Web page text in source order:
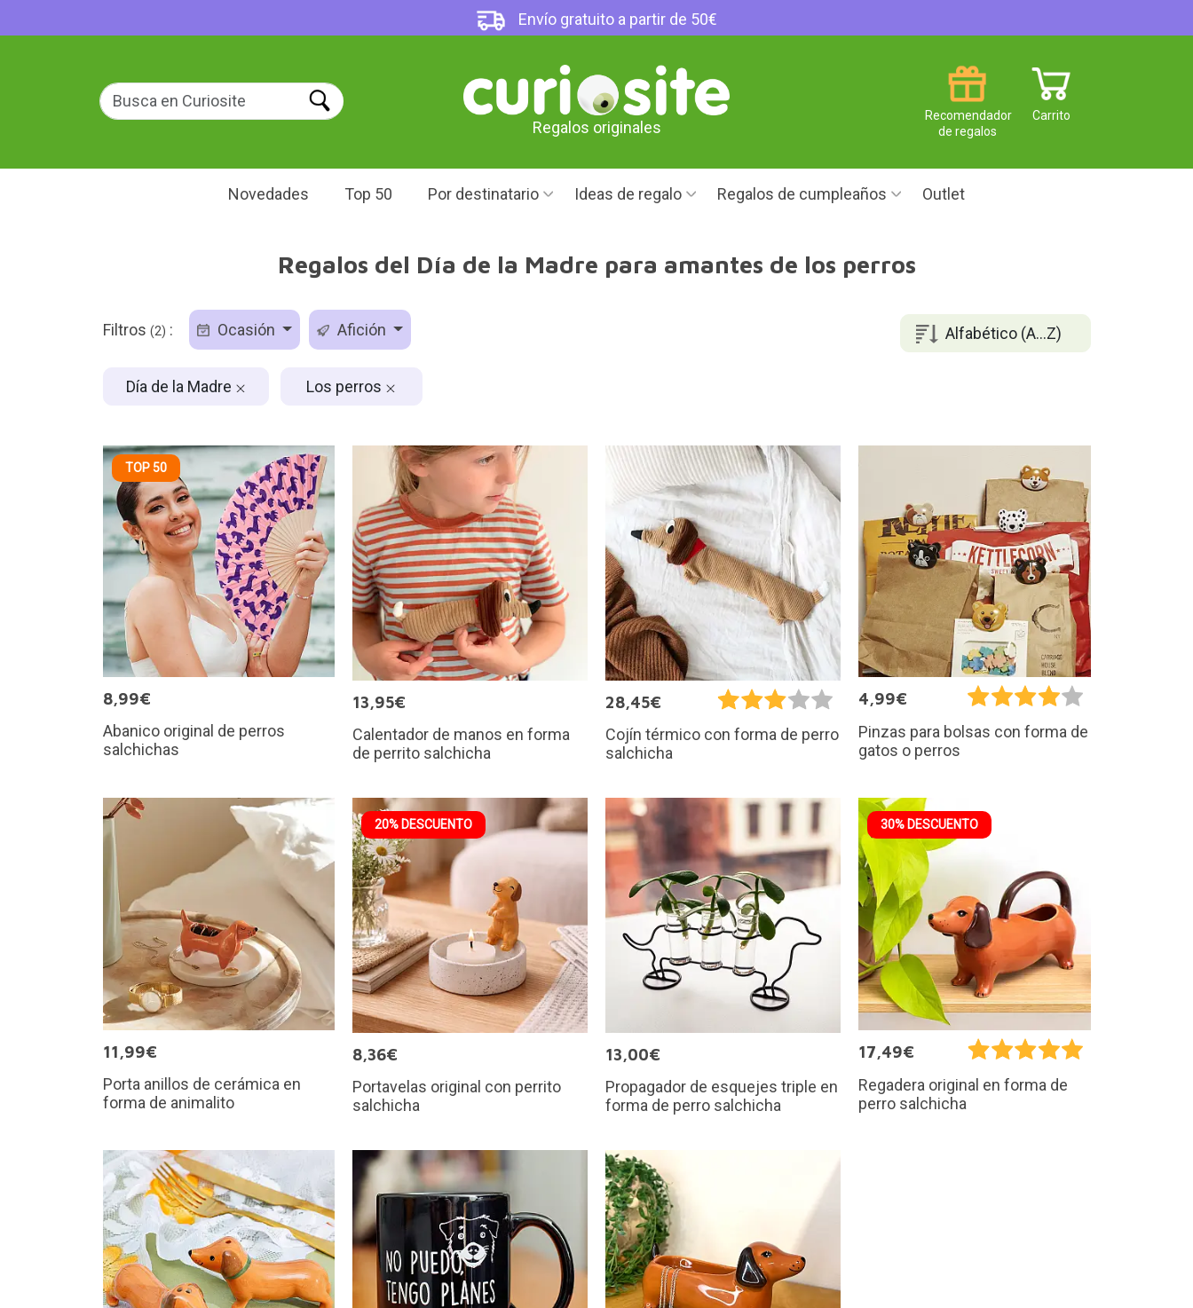
Envío gratuito a partir de 50€
Regalos originales
Carrito
Recomendador
de regalos
Novedades Top 50 Por destinatario Ideas de regalo Regalos de cumpleaños Outlet
Regalos del Día de la Madre para amantes de los perros
Alfabético (A...Z)
Filtros (2) : Ocasión Afición
Día de la Madre Los perros
TOP 50
8,99€
Abanico original de perros
salchichas
13,95€
Calentador de manos en forma
de perrito salchicha
28,45€
Cojín térmico con forma de perro
salchicha
4,99€
Pinzas para bolsas con forma de
gatos o perros
11,99€
Porta anillos de cerámica en
forma de animalito
20% DESCUENTO
8,36€
Portavelas original con perrito
salchicha
13,00€
Propagador de esquejes triple en
forma de perro salchicha
30% DESCUENTO
17,49€
Regadera original en forma de
perro salchicha